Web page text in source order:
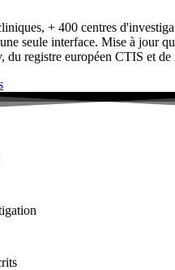
+ 400 centres
seule interface. Mise à jour
du registre européen CTIS et de